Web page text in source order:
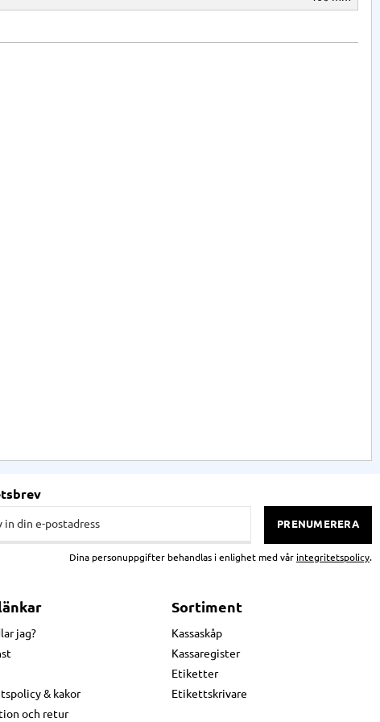
PRENUMERERA
Dina personuppgifter behandlas i enlighet med vår integritetspolicy.
jag?
& kakor
och retur
Sortiment
Kassaskåp
Kassaregister
Etiketter
Etikettskrivare